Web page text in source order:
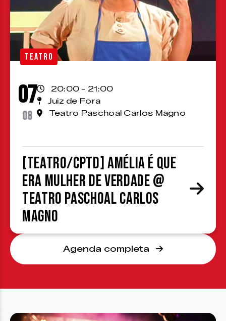
TEATRO
07
08
20:00 - 21:00
Juiz de Fora
Teatro Paschoal Carlos Magno
[TEATRO/CPTD] Amélia é que
era mulher de verdade @
Teatro Paschoal Carlos
Magno
Agenda completa